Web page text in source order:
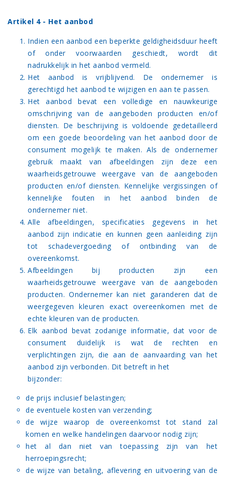
Artikel 4 - Het aanbod
Indien een aanbod een beperkte geldigheidsduur heeft
of onder voorwaarden geschiedt, wordt dit
nadrukkelijk in het aanbod vermeld.
Het aanbod is vrijblijvend. De ondernemer is
gerechtigd het aanbod te wijzigen en aan te passen.
Het aanbod bevat een volledige en nauwkeurige
omschrijving van de aangeboden producten en/of
diensten. De beschrijving is voldoende gedetailleerd
om een goede beoordeling van het aanbod door de
consument mogelijk te maken. Als de ondernemer
gebruik maakt van afbeeldingen zijn deze een
waarheidsgetrouwe weergave van de aangeboden
producten en/of diensten. Kennelijke vergissingen of
kennelijke fouten in het aanbod binden de
ondernemer niet.
Alle afbeeldingen, specificaties gegevens in het
aanbod zijn indicatie en kunnen geen aanleiding zijn
tot schadevergoeding of ontbinding van de
overeenkomst.
Afbeeldingen bij producten zijn een
waarheidsgetrouwe weergave van de aangeboden
producten. Ondernemer kan niet garanderen dat de
weergegeven kleuren exact overeenkomen met de
echte kleuren van de producten.
Elk aanbod bevat zodanige informatie, dat voor de
consument duidelijk is wat de rechten en
verplichtingen zijn, die aan de aanvaarding van het
aanbod zijn verbonden. Dit betreft in het
bijzonder:
de prijs inclusief belastingen;
de eventuele kosten van verzending;
de wijze waarop de overeenkomst tot stand zal
komen en welke handelingen daarvoor nodig zijn;
het al dan niet van toepassing zijn van het
herroepingsrecht;
de wijze van betaling, aflevering en uitvoering van de